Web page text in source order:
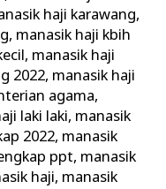
haji karawang,
, manasik haji kbih
, manasik haji
2022, manasik haji
agama,
laki laki, manasik
2022, manasik
ppt, manasik
haji, manasik